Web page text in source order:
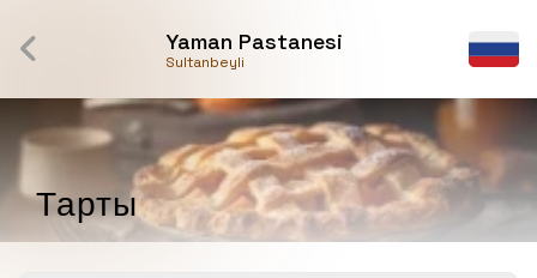
Yaman Pastanesi
Sultanbeyli
Тарты